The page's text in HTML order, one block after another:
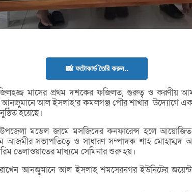
📸 ফটোকার্ড তৈরি করুন..
জিলহজ্জ মাসের প্রথম দশকের ফজিলত, গুরুত্ব ও করণীয়
আনজুমানে আল ইসলাহ’র কমলগঞ্জ পৌর শাখার
হয়েছে।
মডেল জামে মসজিদের কনফারেন্স হলে
আজমীর সভাপতিত্বে ও সাধারণ সম্পাদক শাহ মোহাম্মদ
তেলাওয়াতের মাধ্যমে সেমিনার শুরু হয়।
রাখেন আনজুমানে আল ইসলাহ শমসেরনগর ইউনিটের জয়েন্ট